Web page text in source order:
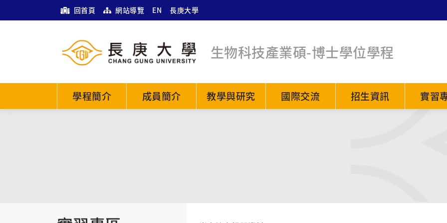
回首頁 網站導覽 EN 長庚大學
生物科技產業碩-博士學位學程
學程簡介 成員簡介 教學與研究 國際交流 招生資訊 實習